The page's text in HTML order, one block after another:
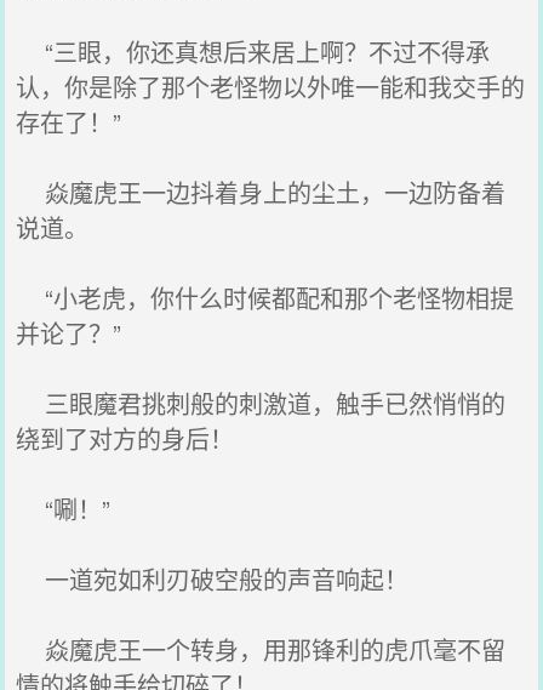
“三眼，你还真想后来居上啊？不过不得承
认，你是除了那个老怪物以外唯一能和我交手的
存在了！”
焱魔虎王一边抖着身上的尘土，一边防备着
说道。
“小老虎，你什么时候都配和那个老怪物相提
并论了？”
三眼魔君挑刺般的刺激道，触手已然悄悄的
绕到了对方的身后！
“唰！”
一道宛如利刃破空般的声音响起！
焱魔虎王一个转身，用那锋利的虎爪毫不留